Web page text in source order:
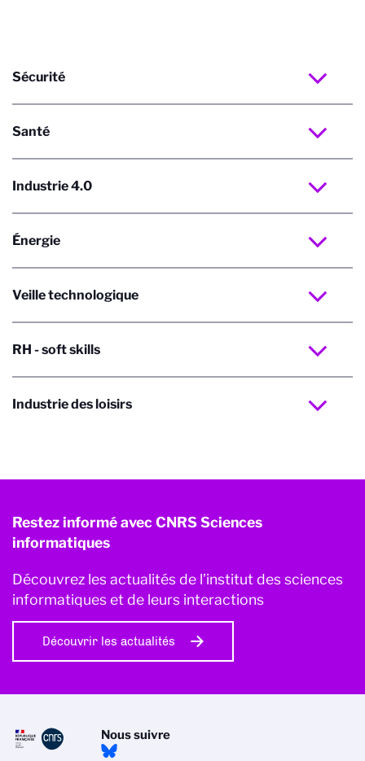
Sécurité
Santé
Industrie 4.0
Énergie
Veille technologique
RH - soft skills
Industrie des loisirs
Restez informé avec CNRS Sciences
informatiques
Découvrez les actualités de l’institut des sciences
informatiques et de leurs interactions
Découvrir les actualités
Nous suivre